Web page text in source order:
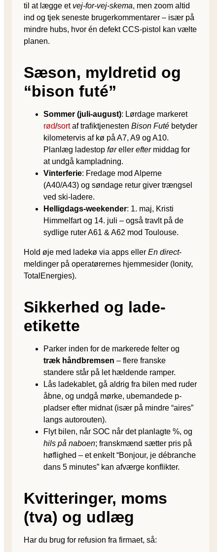
til at lægge et vej-for-vej-skema, men zoom altid
ind og tjek seneste brugerkommentarer – især på
mindre hubs, hvor én defekt CCS-pistol kan vælte
planen.
Sæson, myldretid og
“bison futé”
Sommer (juli-august): Lørdage markeret
rød/sortaf trafiktjenesten Bison Futé betyder
kilometervis af kø på A7, A9 og A10.
Planlæg ladestop føreller eftermiddag for
at undgå kampladning.
Vinterferie: Fredage mod Alperne
(A40/A43) og søndage retur giver trængsel
ved ski-ladere.
Helligdags-weekender: 1. maj, Kristi
Himmelfart og 14. juli – også travlt på de
sydlige ruter A61 & A62 mod Toulouse.
Hold øje med ladekø via apps eller En direct-
meldinger på operatørernes hjemmesider (Ionity,
TotalEnergies).
Sikkerhed og lade-
etikette
Parker inden for de markerede felter og
træk håndbremsen – flere franske
standere står på let hældende ramper.
Lås ladekablet, gå aldrig fra bilen med ruder
åbne, og undgå mørke, ubemandede p-
pladser efter midnat (især på mindre “aires”
langs autorouten).
Flyt bilen, når SOC når det planlagte %, og
hils på naboen; franskmænd sætter pris på
høflighed – et enkelt “Bonjour, je débranche
dans 5 minutes” kan afværge konflikter.
Kvitteringer, moms
(tva) og udlæg
Har du brug for refusion fra firmaet, så: